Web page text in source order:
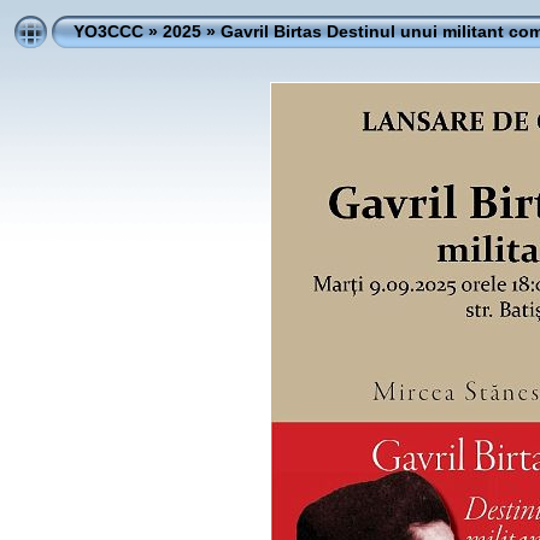
YO3CCC»2025»Gavril Birtas Destinul unui militant